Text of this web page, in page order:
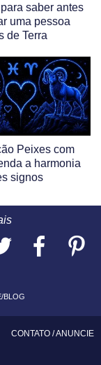
saber antes
uma pessoa
de Terra
Peixes com
a harmonia
signos
BLOG
CONTATO /ANUNCIE